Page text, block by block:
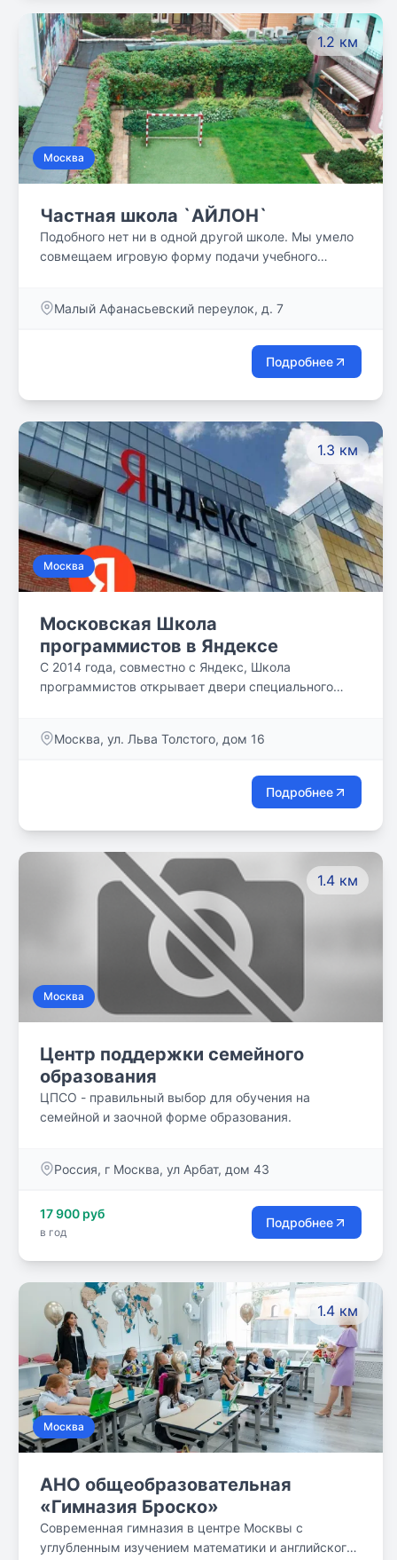
1.2 км
Москва
Частная школа `АЙЛОН`
Подобного нет ни в одной другой школе. Мы умело
совмещаем игровую форму подачи учебного
творческую или физическую деятельность с
формат занятий. Они с удовольствием посещают
уроки, проводят время весело и с пользой.
Малый Афанасьевский переулок, д. 7
Подробнее
1.3 км
Москва
Московская Школа
программистов в Яндексе
С 2014 года, совместно с Яндекс, Школа
программистов открывает двери специального
специальной трёхлетней программе.
Москва, ул. Льва Толстого, дом 16
Подробнее
1.4 км
Москва
Центр поддержки семейного
образования
ЦПСО - правильный выбор для обучения на
семейной и заочной форме образования.
Россия, г Москва, ул Арбат, дом 43
17 900 руб
в год
Подробнее
1.4 км
Москва
АНО общеобразовательная
«Гимназия Броско»
Современная гимназия в центре Москвы с
углубленным изучением математики и английского